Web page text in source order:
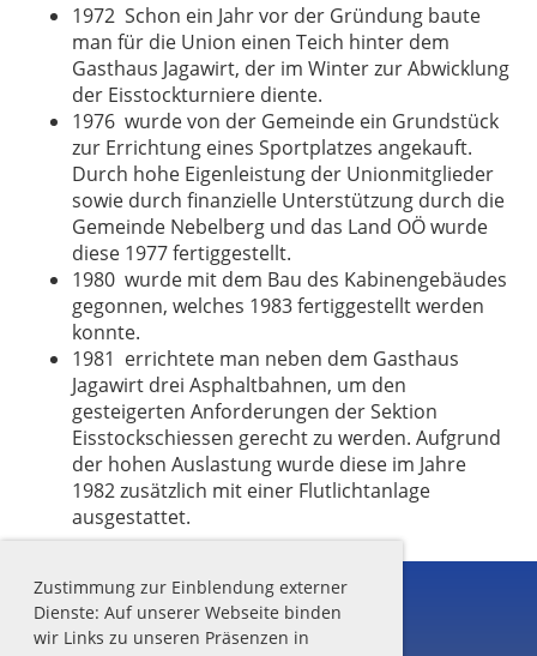
Zustimmung zur Einblendung externer
Dienste: Auf unserer Webseite binden
wir Links zu unseren Präsenzen in
1972 Schon ein Jahr vor der Gründung baute
man für die Union einen Teich hinter dem
Gasthaus Jagawirt, der im Winter zur Abwicklung
der Eisstockturniere diente.
1976 wurde von der Gemeinde ein Grundstück
zur Errichtung eines Sportplatzes angekauft.
Durch hohe Eigenleistung der Unionmitglieder
sowie durch finanzielle Unterstützung durch die
Gemeinde Nebelberg und das Land OÖ wurde
diese 1977 fertiggestellt.
1980 wurde mit dem Bau des Kabinengebäudes
gegonnen, welches 1983 fertiggestellt werden
konnte.
1981 errichtete man neben dem Gasthaus
Jagawirt drei Asphaltbahnen, um den
gesteigerten Anforderungen der Sektion
Eisstockschiessen gerecht zu werden. Aufgrund
der hohen Auslastung wurde diese im Jahre
1982 zusätzlich mit einer Flutlichtanlage
ausgestattet.